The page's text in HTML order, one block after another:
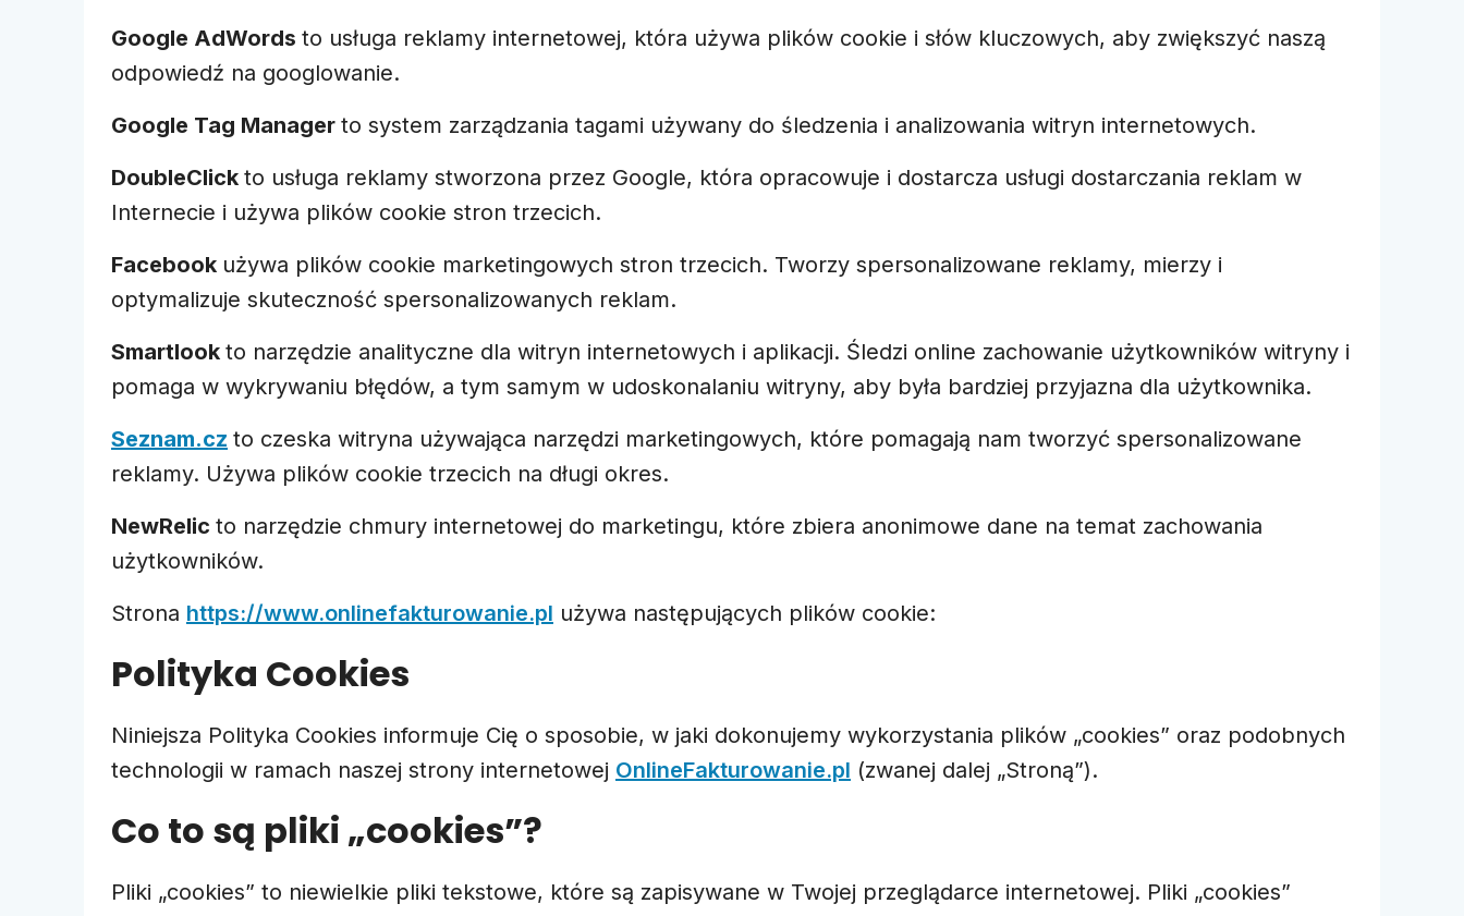
Google AdWords to usługa reklamy internetowej, która używa plików cookie i słów kluczowych, aby zwiększyć naszą
odpowiedź na googlowanie.
Google Tag Manager to system zarządzania tagami używany do śledzenia i analizowania witryn internetowych.
DoubleClick to usługa reklamy stworzona przez Google, która opracowuje i dostarcza usługi dostarczania reklam w
Internecie i używa plików cookie stron trzecich.
Facebook używa plików cookie marketingowych stron trzecich. Tworzy spersonalizowane reklamy, mierzy i
optymalizuje skuteczność spersonalizowanych reklam.
Smartlook to narzędzie analityczne dla witryn internetowych i aplikacji. Śledzi online zachowanie użytkowników witryny i
pomaga w wykrywaniu błędów, a tym samym w udoskonalaniu witryny, aby była bardziej przyjazna dla użytkownika.
Seznam.cz to czeska witryna używająca narzędzi marketingowych, które pomagają nam tworzyć spersonalizowane
reklamy. Używa plików cookie trzecich na długi okres.
NewRelic to narzędzie chmury internetowej do marketingu, które zbiera anonimowe dane na temat zachowania
użytkowników.
Strona https://www.onlinefakturowanie.pl używa następujących plików cookie:
Polityka Cookies
Niniejsza Polityka Cookies informuje Cię o sposobie, w jaki dokonujemy wykorzystania plików „cookies” oraz podobnych
technologii w ramach naszej strony internetowej OnlineFakturowanie.pl (zwanej dalej „Stroną”).
Co to są pliki „cookies”?
Pliki „cookies” to niewielkie pliki tekstowe, które są zapisywane w Twojej przeglądarce internetowej. Pliki „cookies”